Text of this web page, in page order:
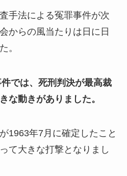
手法による冤罪事件が次
からの風当たりは日に日
。
では、死刑判決が最高裁
な動きがありました。
1963年7月に確定したこと
て大きな打撃となりまし